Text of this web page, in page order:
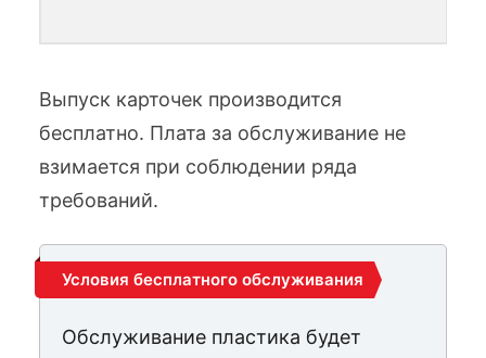
Выпуск карточек производится
бесплатно. Плата за обслуживание не
взимается при соблюдении ряда
требований.
Условия бесплатного обслуживания
Обслуживание пластика будет